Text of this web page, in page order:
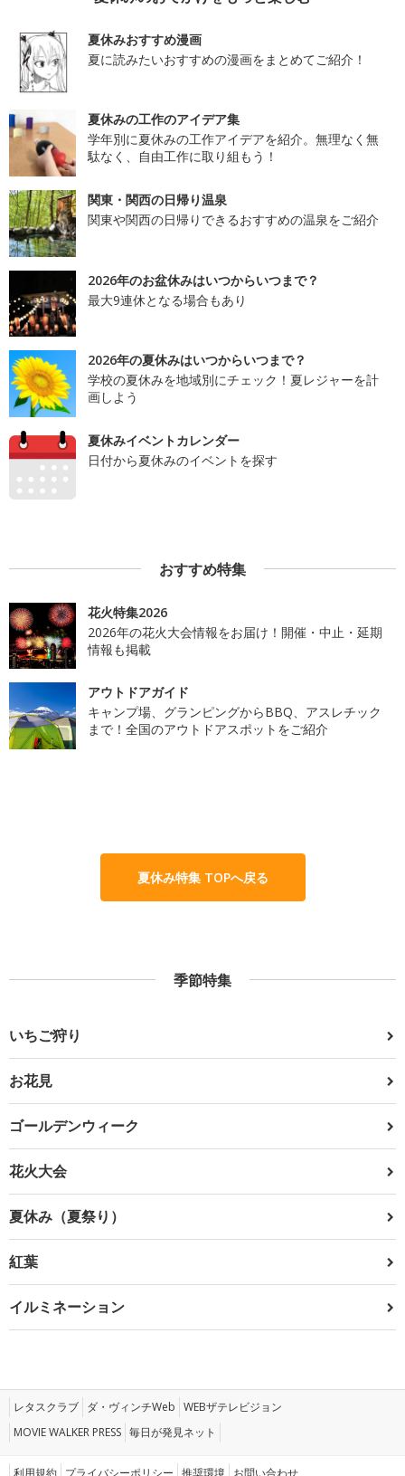
夏休みおすすめ漫画
夏に読みたいおすすめの漫画をまとめてご紹介！
夏休みの工作のアイデア集
学年別に夏休みの工作アイデアを紹介。無理なく無
駄なく、自由工作に取り組もう！
関東・関西の日帰り温泉
関東や関西の日帰りできるおすすめの温泉をご紹介
2026年のお盆休みはいつからいつまで？
最大9連休となる場合もあり
2026年の夏休みはいつからいつまで？
学校の夏休みを地域別にチェック！夏レジャーを計
画しよう
夏休みイベントカレンダー
日付から夏休みのイベントを探す
おすすめ特集
花火特集2026
2026年の花火大会情報をお届け！開催・中止・延期
情報も掲載
アウトドアガイド
キャンプ場、グランピングからBBQ、アスレチック
まで！全国のアウトドアスポットをご紹介
夏休み特集 TOPへ戻る
季節特集
いちご狩り
お花見
ゴールデンウィーク
花火大会
夏休み（夏祭り）
紅葉
イルミネーション
レタスクラブ ダ・ヴィンチWeb WEBザテレビジョン
MOVIE WALKER PRESS 毎日が発見ネット
利用規約 プライバシーポリシー 推奨環境 お問い合わせ